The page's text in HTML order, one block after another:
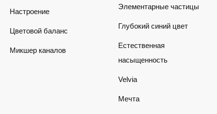
Настроение
Цветовой баланс
Микшер каналов
Элементарные частицы
Глубокий синий цвет
Естественная
насыщенность
Velvia
Мечта